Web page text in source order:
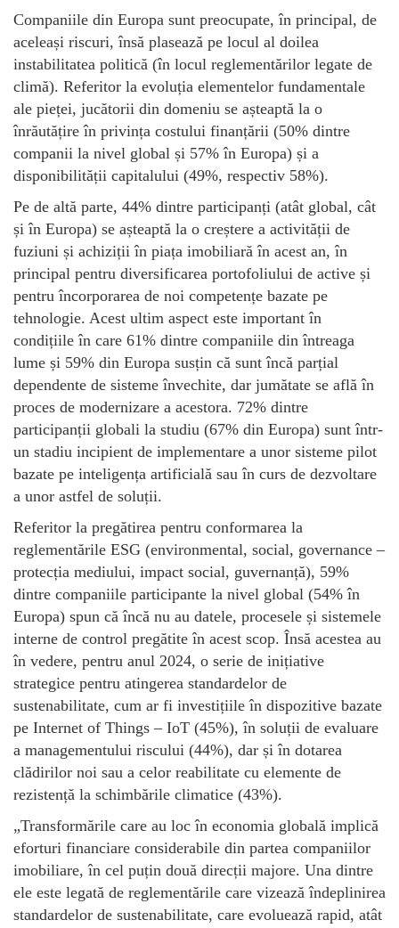
Companiile din Europa sunt preocupate, în principal, de
aceleași riscuri, însă plasează pe locul al doilea
instabilitatea politică (în locul reglementărilor legate de
climă). Referitor la evoluția elementelor fundamentale
ale pieței, jucătorii din domeniu se așteaptă la o
înrăutățire în privința costului finanțării (50% dintre
companii la nivel global și 57% în Europa) și a
disponibilității capitalului (49%, respectiv 58%).
Pe de altă parte, 44% dintre participanți (atât global, cât
și în Europa) se așteaptă la o creștere a activității de
fuziuni și achiziții în piața imobiliară în acest an, în
principal pentru diversificarea portofoliului de active și
pentru încorporarea de noi competențe bazate pe
tehnologie. Acest ultim aspect este important în
condițiile în care 61% dintre companiile din întreaga
lume și 59% din Europa susțin că sunt încă parțial
dependente de sisteme învechite, dar jumătate se află în
proces de modernizare a acestora. 72% dintre
participanții globali la studiu (67% din Europa) sunt într-
un stadiu incipient de implementare a unor sisteme pilot
bazate pe inteligența artificială sau în curs de dezvoltare
a unor astfel de soluții.
Referitor la pregătirea pentru conformarea la
reglementările ESG (environmental, social, governance –
protecția mediului, impact social, guvernanță), 59%
dintre companiile participante la nivel global (54% în
Europa) spun că încă nu au datele, procesele și sistemele
interne de control pregătite în acest scop. Însă acestea au
în vedere, pentru anul 2024, o serie de inițiative
strategice pentru atingerea standardelor de
sustenabilitate, cum ar fi investițiile în dispozitive bazate
pe Internet of Things – IoT (45%), în soluții de evaluare
a managementului riscului (44%), dar și în dotarea
clădirilor noi sau a celor reabilitate cu elemente de
rezistență la schimbările climatice (43%).
„Transformările care au loc în economia globală implică
eforturi financiare considerabile din partea companiilor
imobiliare, în cel puțin două direcții majore. Una dintre
ele este legată de reglementările care vizează îndeplinirea
standardelor de sustenabilitate, care evoluează rapid, atât